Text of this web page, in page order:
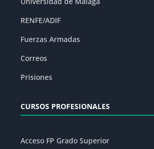
RENFE/ADIF
Fuerzas Armadas
Correos
Prisiones
CURSOS PROFESIONALES
Acceso FP Grado Superior